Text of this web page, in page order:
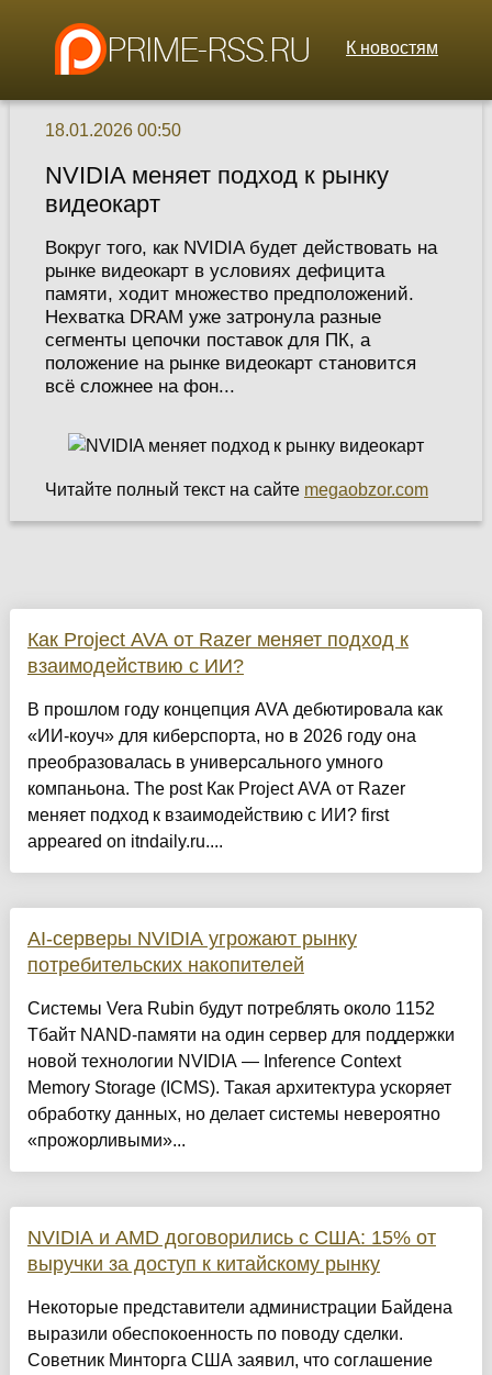
К новостям
18.01.2026 00:50
NVIDIA меняет подход к рынку
видеокарт
Вокруг того, как NVIDIA будет действовать на
рынке видеокарт в условиях дефицита
памяти, ходит множество предположений.
Нехватка DRAM уже затронула разные
сегменты цепочки поставок для ПК, а
положение на рынке видеокарт становится
всё сложнее на фон...
Читайте полный текст на сайте megaobzor.com
Как Project AVA от Razer меняет подход к
взаимодействию с ИИ?
В прошлом году концепция AVA дебютировала как
«ИИ-коуч» для киберспорта, но в 2026 году она
преобразовалась в универсального умного
компаньона. The post Как Project AVA от Razer
меняет подход к взаимодействию с ИИ? first
appeared on itndaily.ru....
AI-серверы NVIDIA угрожают рынку
потребительских накопителей
Системы Vera Rubin будут потреблять около 1152
Тбайт NAND-памяти на один сервер для поддержки
новой технологии NVIDIA — Inference Context
Memory Storage (ICMS). Такая архитектура ускоряет
обработку данных, но делает системы невероятно
«прожорливыми»...
NVIDIA и AMD договорились с США: 15% от
выручки за доступ к китайскому рынку
Некоторые представители администрации Байдена
выразили обеспокоенность по поводу сделки.
Советник Минторга США заявил, что соглашение